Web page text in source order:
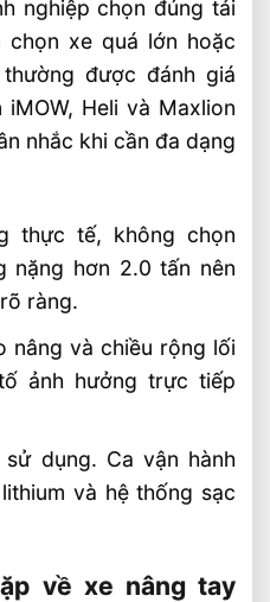
nghiệp chọn đúng tải
xe quá lớn hoặc
được đánh giá
Heli và Maxlion
nhắc khi cần đa dạng
thực tế, không chọn
nặng hơn 2.0 tấn nên
ràng.
nâng và chiều rộng lối
ảnh hưởng trực tiếp
dụng. Ca vận hành
và hệ thống sạc
về xe nâng tay